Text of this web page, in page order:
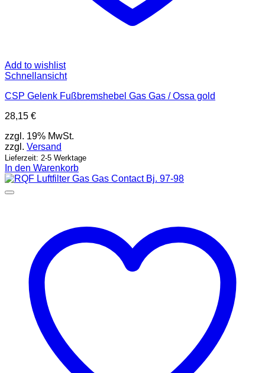
Add to wishlist
Schnellansicht
CSP Gelenk Fußbremshebel Gas Gas / Ossa gold
28,15 €
zzgl. 19% MwSt.
zzgl. Versand
Lieferzeit: 2-5 Werktage
In den Warenkorb